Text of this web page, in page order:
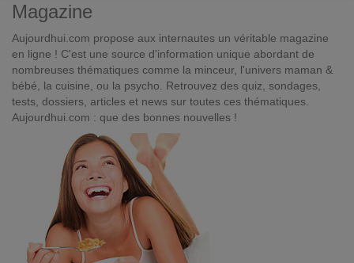
Magazine
Aujourdhui.com propose aux internautes un véritable magazine
en ligne ! C'est une source d'information unique abordant de
nombreuses thématiques comme la minceur, l'univers maman &
bébé, la cuisine, ou la psycho. Retrouvez des quiz, sondages,
tests, dossiers, articles et news sur toutes ces thématiques.
Aujourdhui.com : que des bonnes nouvelles !